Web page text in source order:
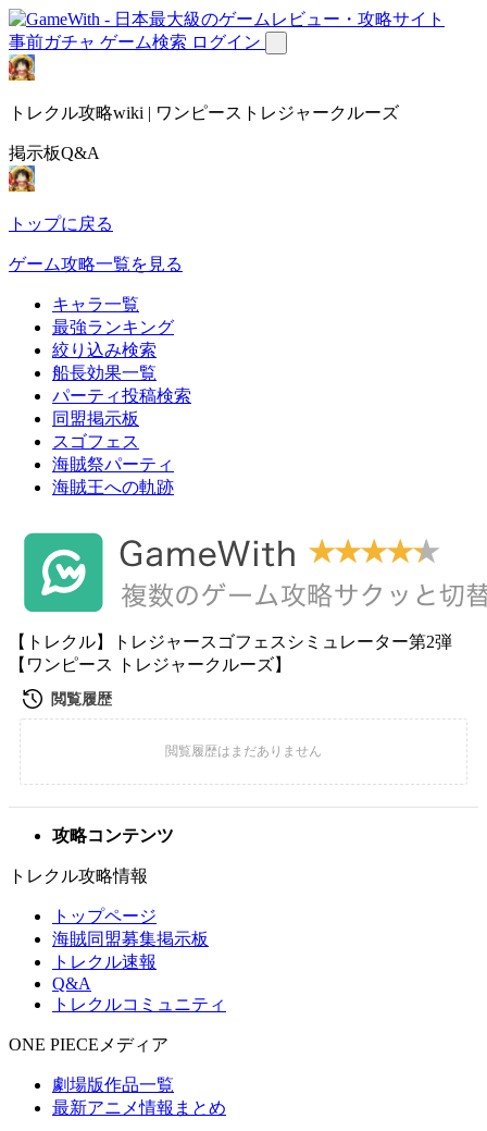
事前ガチャ ゲーム検索 ログイン
トレクル攻略wiki | ワンピーストレジャークルーズ
掲示板Q&A
トップに戻る
ゲーム攻略一覧を見る
キャラ一覧
最強ランキング
絞り込み検索
船長効果一覧
パーティ投稿検索
同盟掲示板
スゴフェス
海賊祭パーティ
海賊王への軌跡
【トレクル】トレジャースゴフェスシミュレーター第2弾
【ワンピース トレジャークルーズ】
攻略コンテンツ
トレクル攻略情報
トップページ
海賊同盟募集掲示板
トレクル速報
Q&A
トレクルコミュニティ
ONE PIECEメディア
劇場版作品一覧
最新アニメ情報まとめ